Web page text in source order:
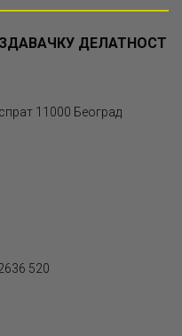
ДЕЛАТНОСТ
11000 Београд
520